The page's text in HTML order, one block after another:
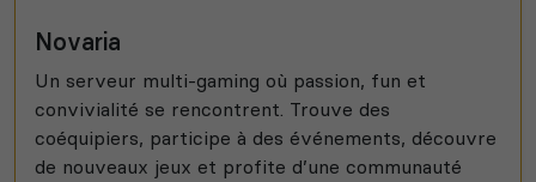
Novaria
Un serveur multi-gaming où passion, fun et
convivialité se rencontrent. Trouve des
coéquipiers, participe à des événements, découvre
de nouveaux jeux et profite d’une communauté